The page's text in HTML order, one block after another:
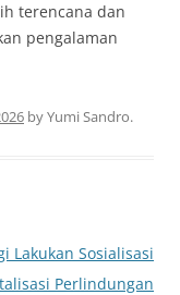
terencana dan
pengalaman
byYumi Sandro.
Lakukan Sosialisasi
Perlindungan